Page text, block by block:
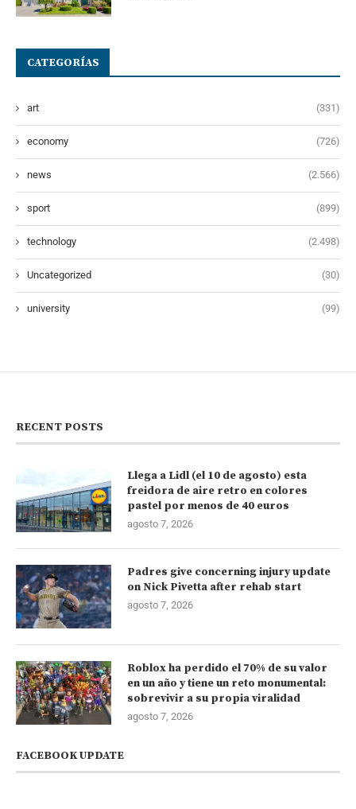
CATEGORÍAS
art (331)
economy (726)
news (2.566)
sport (899)
technology (2.498)
Uncategorized (30)
university (99)
RECENT POSTS
Llega a Lidl (el 10 de agosto) esta
freidora de aire retro en colores
pastel por menos de 40 euros
agosto 7, 2026
Padres give concerning injury update
on Nick Pivetta after rehab start
agosto 7, 2026
Roblox ha perdido el 70% de su valor
en un año y tiene un reto monumental:
sobrevivir a su propia viralidad
agosto 7, 2026
FACEBOOK UPDATE